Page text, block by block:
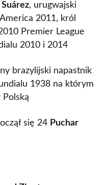
Suárez, urugwajski
2011, król
Premier League
2010 i 2014
brazylijski napastnik
1938 na którym
Polską
się 24 Puchar